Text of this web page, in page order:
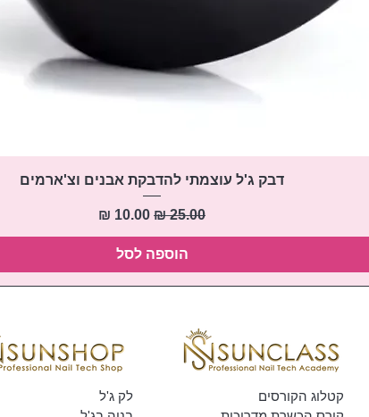
תצוגה מהירה
דבק ג'ל עוצמתי להדבקת אבנים וצ'ארמים
מחיר רגילמחיר מבצע
הוספה לסל
לק ג'ל
קטלוג הקורסים